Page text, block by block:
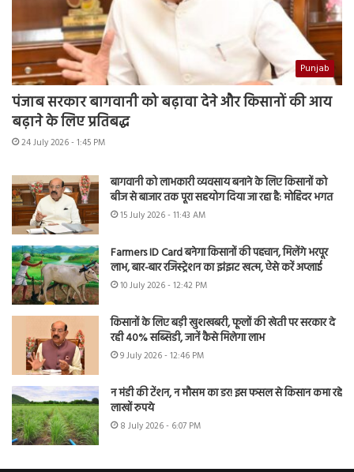
Punjab
पंजाब सरकार बागवानी को बढ़ावा देने और किसानों की आय
बढ़ाने के लिए प्रतिबद्ध
24 July 2026 - 1:45 PM
बागवानी को लाभकारी व्यवसाय बनाने के लिए किसानों को
बीज से बाजार तक पूरा सहयोग दिया जा रहा है: मोहिंदर भगत
15 July 2026 - 11:43 AM
Farmers ID Card बनेगा किसानों की पहचान, मिलेंगे भरपूर
लाभ, बार-बार रजिस्ट्रेशन का झंझट खत्म, ऐसे करें अप्लाई
10 July 2026 - 12:42 PM
किसानों के लिए बड़ी खुशखबरी, फूलों की खेती पर सरकार दे
रही 40% सब्सिडी, जानें कैसे मिलेगा लाभ
9 July 2026 - 12:46 PM
न मंडी की टेंशन, न मौसम का डर! इस फसल से किसान कमा रहे
लाखों रुपये
8 July 2026 - 6:07 PM